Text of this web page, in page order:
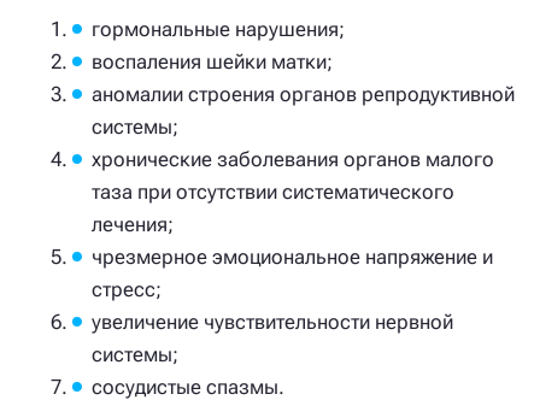
гормональные нарушения;
воспаления шейки матки;
аномалии строения органов репродуктивной
системы;
хронические заболевания органов малого
таза при отсутствии систематического
лечения;
чрезмерное эмоциональное напряжение и
стресс;
увеличение чувствительности нервной
системы;
сосудистые спазмы.